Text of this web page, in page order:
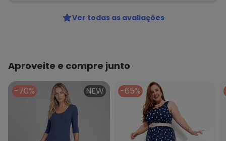
Ver todas as avaliações
Aproveite e compre junto
-70% NEW -65%